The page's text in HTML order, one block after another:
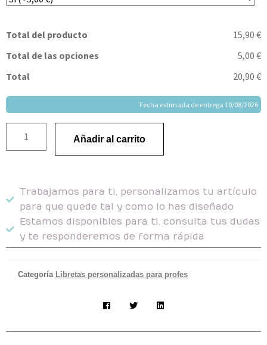
Total del producto
15,90 €
Total de las opciones
5,00 €
Total
20,90 €
Fecha estimada de entrega 10/08/2026
Añadir al carrito
Trabajamos para ti, personalizamos tu artículo
para que quede tal y como lo has diseñado
Estamos disponibles para ti, consulta tus dudas
y te responderemos de forma rápida
Categoría Libretas personalizadas para profes